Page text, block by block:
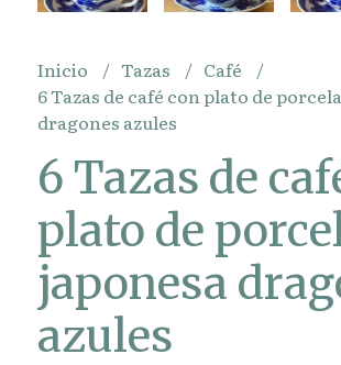
Inicio Tazas
Café
6 Tazas de café con plato de
dragones azules
6 Tazas de
plato de
japonesa
azules